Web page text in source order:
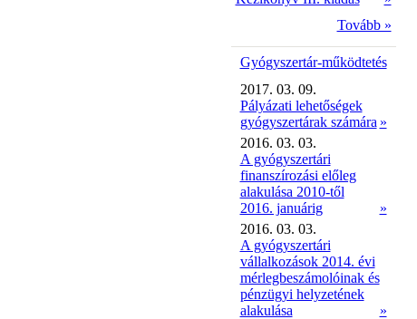
Tovább »
Gyógyszertár-működtetés
2017. 03. 09.
Pályázati lehetőségek
gyógyszertárak számára »
2016. 03. 03.
A gyógyszertári
finanszírozási előleg
alakulása 2010-től
2016. januárig
»
2016. 03. 03.
A gyógyszertári
vállalkozások 2014. évi
mérlegbeszámolóinak és
pénzügyi helyzetének
alakulása
»